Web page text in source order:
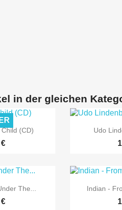
in der gleichen
(CD) 
Udo
The... 
Indian -